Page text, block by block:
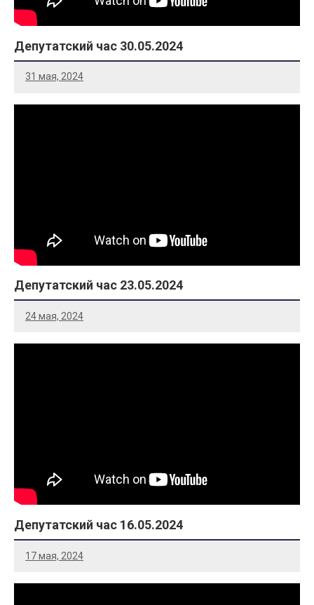
Депутатский час 30.05.2024
31 мая, 2024
Депутатский час 23.05.2024
24 мая, 2024
Депутатский час 16.05.2024
17 мая, 2024